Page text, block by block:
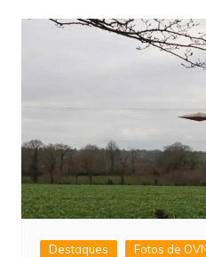
Destaques Fotos de